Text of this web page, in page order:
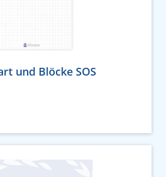
und Blöcke SOS